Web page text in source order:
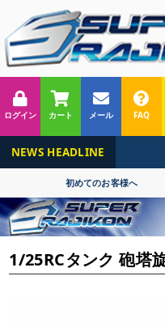
ログイン カート メール FAQ
NEWS HEADLINE
初めてのお客様へ
1/25RCタンク 砲塔